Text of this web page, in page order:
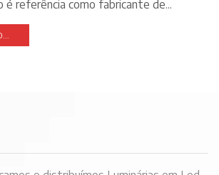
é referência como fabricante de...